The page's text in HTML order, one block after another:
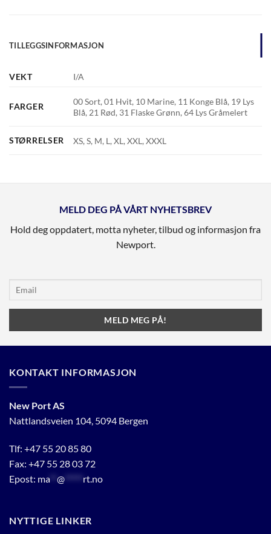
TILLEGGSINFORMASJON
VEKT I/A
FARGER
00 Sort, 01 Hvit, 10 Marine, 11 Konge Blå, 19 Lys
Blå, 21 Rød, 31 Flaske Grønn, 64 Lys Gråmelert
STØRRELSER XS, S, M, L, XL, XXL, XXXL
MELD DEG PÅ VÅRT NYHETSBREV
Hold deg oppdatert, motta nyheter, tilbud og informasjon fra
Newport.
KONTAKT INFORMASJON
New Port AS
Nattlandsveien 104, 5094 Bergen
Tlf: +47 55 20 85 80
Fax: +47 55 28 03 72
Epost: ma** @ rt.no
NYTTIGE LINKER